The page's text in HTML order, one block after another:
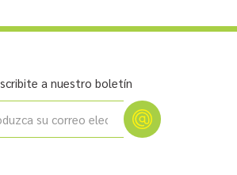
a nuestro boletín